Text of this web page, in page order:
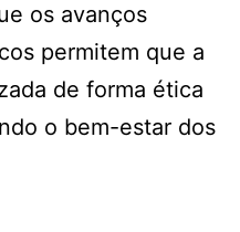
os avanços
permitem que a
de forma ética
o bem-estar dos